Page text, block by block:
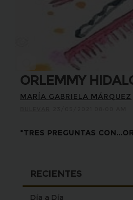
ORLEMMY
MARÍA GABRIELA MÁRQUEZ
"TRES PREGUNTAS
RECIENTES
Día a Día